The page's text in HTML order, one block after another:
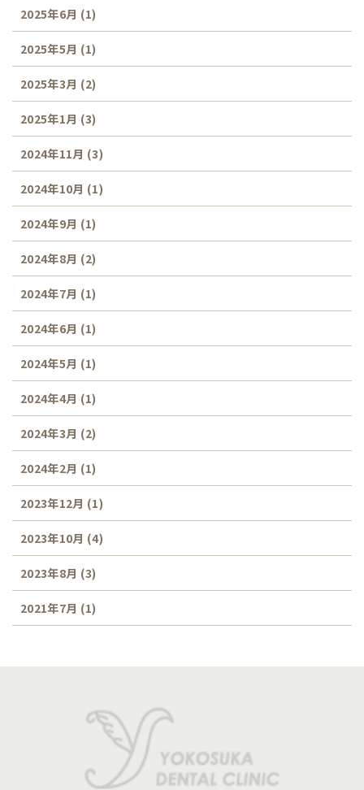
2025年6月 (1)
2025年5月 (1)
2025年3月 (2)
2025年1月 (3)
2024年11月 (3)
2024年10月 (1)
2024年9月 (1)
2024年8月 (2)
2024年7月 (1)
2024年6月 (1)
2024年5月 (1)
2024年4月 (1)
2024年3月 (2)
2024年2月 (1)
2023年12月 (1)
2023年10月 (4)
2023年8月 (3)
2021年7月 (1)